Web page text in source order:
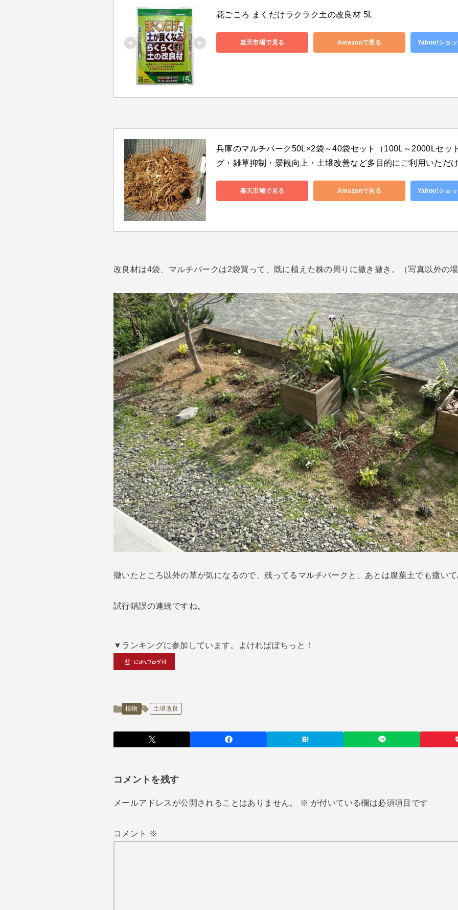
花ごころ まくだけラクラク土の改良材 5L
楽天市場で見る Amazonで見る Yahoo!ショ
兵庫のマルチバーク50L×2袋～40袋セット（100L～2000Lセッ
グ・雑草抑制・景観向上・土壌改善など多目的にご利用いただけ
楽天市場で見る Amazonで見る Yahoo!ショ
改良材は4袋、マルチバークは2袋買って、既に植えた株の周りに撒き撒き。（写真以外の
撒いたところ以外の草が気になるので、残ってるマルチバークと、あとは腐葉土でも撒い
試行錯誤の連続ですね。
▼ランキングに参加しています。よければぽちっと！
植物 土壌改良
コメントを残す
メールアドレスが公開されることはありません。 ※ が付いている欄は必須項目です
コメント ※